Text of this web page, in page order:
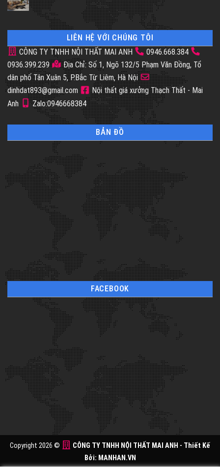
LIÊN HỆ VỚI CHÚNG TÔI
CÔNG TY TNHH NỘI THẤT MAI ANH
0946.668.384
0936.399.239
Địa Chỉ: Số 1, Ngõ 132/5 Phạm Văn Đồng, Tổ
dân phố Tân Xuân 5, P.Bắc Từ Liêm, Hà Nội
dinhdat893@gmail.com
Nội thất giá xưởng Thạch Thất - Mai
Anh
Zalo:0946668384
BẢN ĐỒ
FACEBOOK
Copyright 2026 © CÔNG TY TNHH NỘI THẤT MAI ANH - Thiết Kế
Bởi: MANHAN.VN